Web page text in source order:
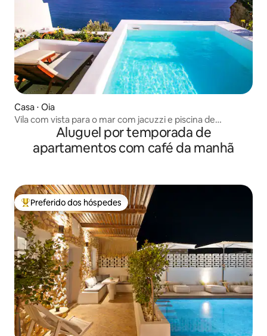
Casa ⋅ Oia
Vila com vista para o mar com jacuzzi e piscina de
Aluguel por temporada de
apartamentos com café da manhã
Entre os melhores preferidos dos hóspedes
Preferido dos hóspedes